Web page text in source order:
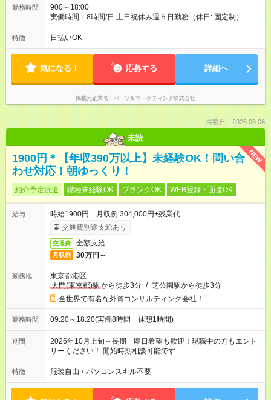
勤務時間
900～18:00
実働時間：8時間/日 土日祝休み週５日勤務（休日: 固定制）
特徴 日払いOK
気になる！ 応募する 詳細へ
掲載元企業名 パーソルマーケティング株式会社
掲載日：2026.08.06
未読
NEW
1900円＊【年収390万以上】未経験OK！問い合
わせ対応！朝ゆっくり！
紹介予定派遣 職種未経験OK ブランクOK WEB登録・面接OK
給与
時給1900円 月収例 304,000円+残業代
交通費別途支給あり
交通費 全額支給
月収例 30万円～
勤務地
東京都港区
大門(東京都)駅から徒歩3分 / 芝公園駅から徒歩3分
全世界で有名な外資コンサルティング会社！
勤務時間 09:20～18:20(実働8時間 休憩1時間)
期間
2026年10月上旬～長期 即日希望も歓迎！現職中の方もエント
リーください！ 開始時期相談可能です
特徴 服装自由 / パソコンスキル不要